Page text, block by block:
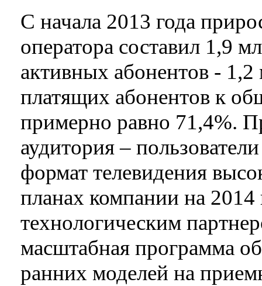
С начала 2013 года
оператора составил 1,9
активных абонентов -
платящих абонентов к
примерно равно 71,4%.
аудитория –
формат телевидения
планах компании на 2014
технологическим
масштабная программа
ранних моделей на